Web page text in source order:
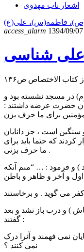
اشعار ناب مهدوی
فاطمه(س)، علی(ع)
access_alarm 1394/09/07
علی شناسی
در مسجد نشسته بود و
آن حضرت عرضه داشتند :
است ، جز دانایان
که حتما باید برای
ما حرف بزنی .
و فرمود : … “منم آنکه
) و درب باز نشد و بعد
گفتند :
نمی فهمند و آنرا درک
نمی کنند ؟